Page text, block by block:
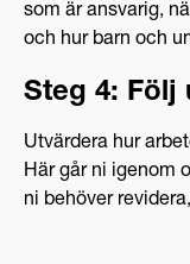
som är ansvarig,
och hur barn och
Steg 4: Följ
Utvärdera hur
Här går ni igenom
ni behöver